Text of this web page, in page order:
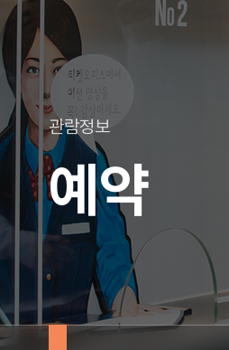
관람정보
예약